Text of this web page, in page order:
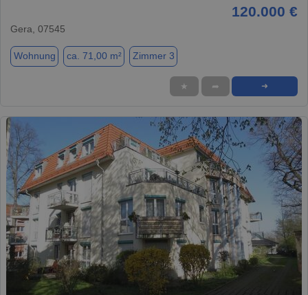
120.000 €
Gera, 07545
Wohnung ca. 71,00 m² Zimmer 3
★ ➦ ➜